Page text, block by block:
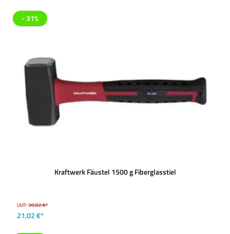
- 31%
Kraftwerk Fäustel 1500 g Fiberglasstiel
UVP:30,82 €*
21,02 €*